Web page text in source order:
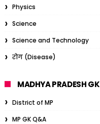
Physics
Science
Science and Technology
रोग (Disease)
MADHYA PRADESH GK
District of MP
MP GK Q&A